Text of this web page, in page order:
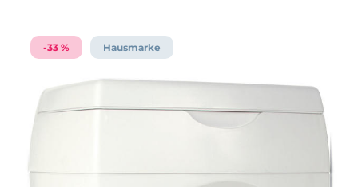
-33 % Hausmarke